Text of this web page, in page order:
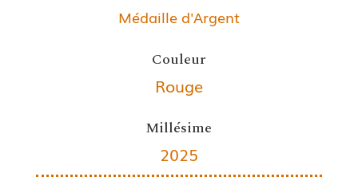
Médaille d'Argent
Couleur
Rouge
Millésime
2025